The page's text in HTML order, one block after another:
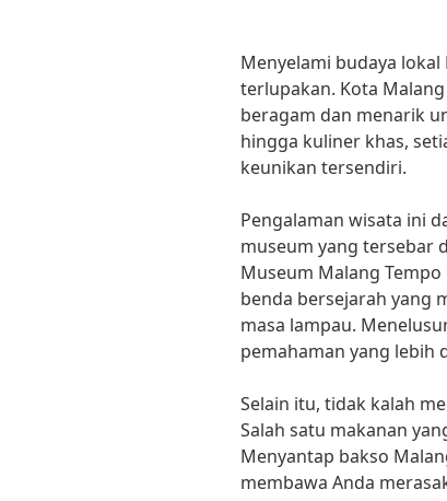
Menyelami budaya
terlupakan. Kota
beragam dan menarik
hingga kuliner khas,
keunikan tersendiri.
Pengalaman wisata ini
museum yang tersebar
Museum Malang
benda bersejarah yang
masa lampau.
pemahaman yang lebih
Selain itu, tidak kalah
Salah satu makanan
Menyantap bakso
membawa Anda